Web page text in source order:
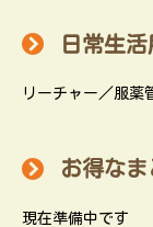
日常生活
リーチャー／服薬
お得な
現在準備中です